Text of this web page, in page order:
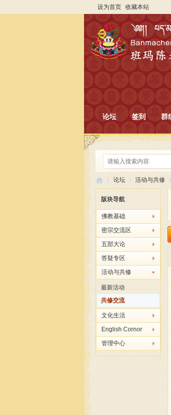
设为首页 收藏本站
论坛 签到 群
班
玛
»
论坛
›
活动与共修
版块导航
佛教基础
密宗交流区
五部大论
答疑专区
活动与共修
最新活动
共修交流
文化生活
English Cornor
管理中心